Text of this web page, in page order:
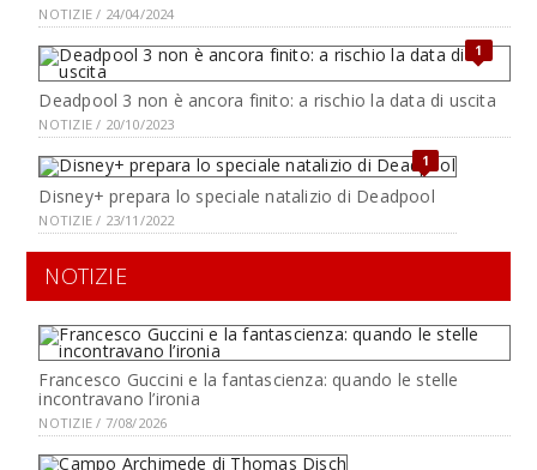
NOTIZIE / 24/04/2024
1
Deadpool 3 non è ancora finito: a rischio la data di uscita
NOTIZIE / 20/10/2023
1
Disney+ prepara lo speciale natalizio di Deadpool
NOTIZIE / 23/11/2022
NOTIZIE
Francesco Guccini e la fantascienza: quando le stelle
incontravano l’ironia
NOTIZIE / 7/08/2026